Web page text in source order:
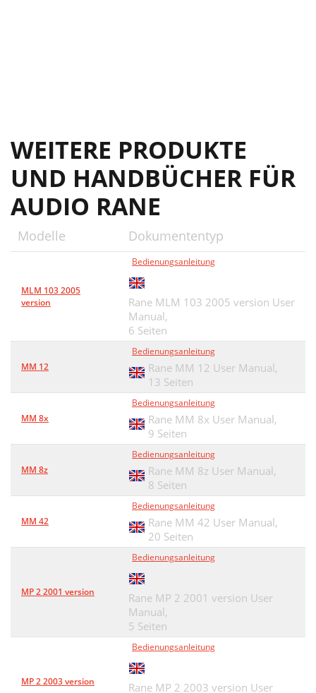
WEITERE PRODUKTE
UND HANDBÜCHER FÜR
AUDIO RANE
Modelle Dokumententyp
MLM 103 2005
version
Bedienungsanleitung
Rane MLM 103 2005 version User
Manual,
6 Seiten
MM 12
Bedienungsanleitung
Rane MM 12 User Manual,
13 Seiten
MM 8x
Bedienungsanleitung
Rane MM 8x User Manual,
9 Seiten
MM 8z
Bedienungsanleitung
Rane MM 8z User Manual,
8 Seiten
MM 42
Bedienungsanleitung
Rane MM 42 User Manual,
20 Seiten
MP 2 2001 version
Bedienungsanleitung
Rane MP 2 2001 version User
Manual,
5 Seiten
MP 2 2003 version
Bedienungsanleitung
Rane MP 2 2003 version User